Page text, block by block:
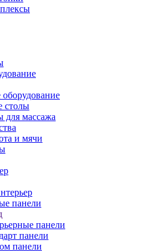
столы
для массажа
и мячи
панели
панели
панели
панели